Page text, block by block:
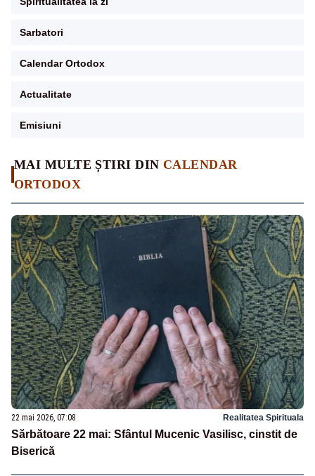
MAI MULTE ȘTIRI DIN CALENDAR
ORTODOX
22 mai 2026, 07:08 Realitatea Spirituala
Sărbătoare 22 mai: Sfântul Mucenic Vasilisc, cinstit de
Biserică
Sarbatori
Calendar Ortodox
Actualitate
Emisiuni